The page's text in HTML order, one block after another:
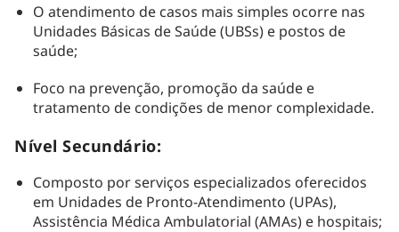
O atendimento de casos mais simples ocorre nas
Unidades Básicas de Saúde (UBSs) e postos de
saúde;
Foco na prevenção, promoção da saúde e
tratamento de condições de menor complexidade.
Nível Secundário:
Composto por serviços especializados oferecidos
em Unidades de Pronto-Atendimento (UPAs),
Assistência Médica Ambulatorial (AMAs) e hospitais;